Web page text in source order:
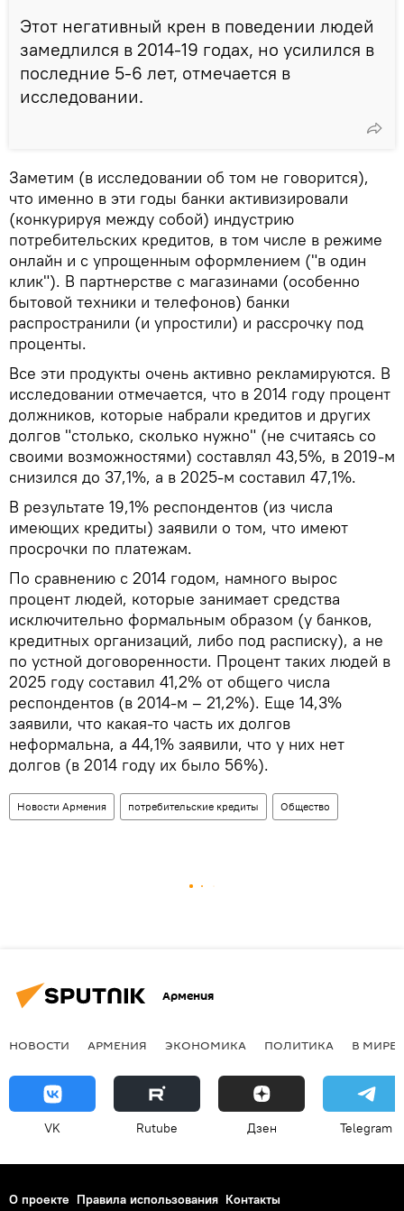
Этот негативный крен в поведении людей
замедлился в 2014-19 годах, но усилился в
последние 5-6 лет, отмечается в
исследовании.
Заметим (в исследовании об том не говорится),
что именно в эти годы банки активизировали
(конкурируя между собой) индустрию
потребительских кредитов, в том числе в режиме
онлайн и с упрощенным оформлением ("в один
клик"). В партнерстве с магазинами (особенно
бытовой техники и телефонов) банки
распространили (и упростили) и рассрочку под
проценты.
Все эти продукты очень активно рекламируются. В
исследовании отмечается, что в 2014 году процент
должников, которые набрали кредитов и других
долгов "столько, сколько нужно" (не считаясь со
своими возможностями) составлял 43,5%, в 2019-м
снизился до 37,1%, а в 2025-м составил 47,1%.
В результате 19,1% респондентов (из числа
имеющих кредиты) заявили о том, что имеют
просрочки по платежам.
По сравнению с 2014 годом, намного вырос
процент людей, которые занимает средства
исключительно формальным образом (у банков,
кредитных организаций, либо под расписку), а не
по устной договоренности. Процент таких людей в
2025 году составил 41,2% от общего числа
респондентов (в 2014-м – 21,2%). Еще 14,3%
заявили, что какая-то часть их долгов
неформальна, а 44,1% заявили, что у них нет
долгов (в 2014 году их было 56%).
Новости Армения потребительские кредиты Общество
Армения
НОВОСТИ АРМЕНИЯ ЭКОНОМИКА ПОЛИТИКА В МИРЕ
VK Rutube Дзен Telegram
О проекте Правила использования Контакты